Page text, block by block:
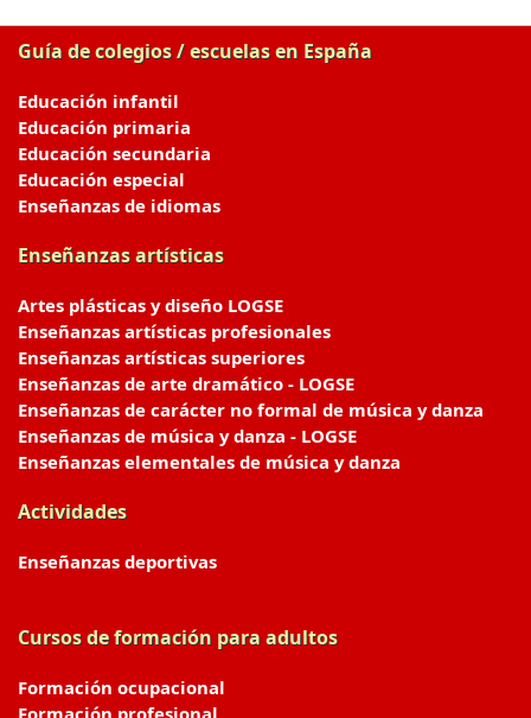
Guía de colegios / escuelas en España
Educación infantil
Educación primaria
Educación secundaria
Educación especial
Enseñanzas de idiomas
Enseñanzas artísticas
Artes plásticas y diseño LOGSE
Enseñanzas artísticas profesionales
Enseñanzas artísticas superiores
Enseñanzas de arte dramático - LOGSE
Enseñanzas de carácter no formal de música y danza
Enseñanzas de música y danza - LOGSE
Enseñanzas elementales de música y danza
Actividades
Enseñanzas deportivas
Cursos de formación para adultos
Formación ocupacional
Formación profesional